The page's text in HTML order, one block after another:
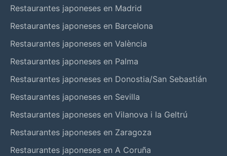
Restaurantes japoneses en Madrid
Restaurantes japoneses en Barcelona
Restaurantes japoneses en València
Restaurantes japoneses en Palma
Restaurantes japoneses en Donostia/San Sebastián
Restaurantes japoneses en Sevilla
Restaurantes japoneses en Vilanova i la Geltrú
Restaurantes japoneses en Zaragoza
Restaurantes japoneses en A Coruña